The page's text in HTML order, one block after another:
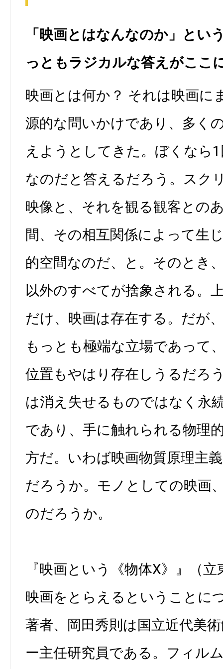
「映画とはなんなのか」とい
っともラジカルな答えがここ
映画とは何か？ それは映画に
源的な問いかけであり、多く
えようとしてきた。ぼくなら
なのだと答えるだろう。スク
映像と、それを観る観客との
間、その相互関係によって生
的空間なのだ、と。そのとき
以外のすべてが捨象される。
だけ、映画は存在する。だが
もっとも極端な立場であって
位置もやはり存在しうるだろ
は消え失せるものではなく永
であり、手に触れられる物理
方だ。いわば映画物質原理主
だろうか。モノとしての映画
のだろうか。
『映画という《物体X》』（
映画をとらえるということに
著者、岡田秀則は国立近代美
ー主任研究員である。フィル